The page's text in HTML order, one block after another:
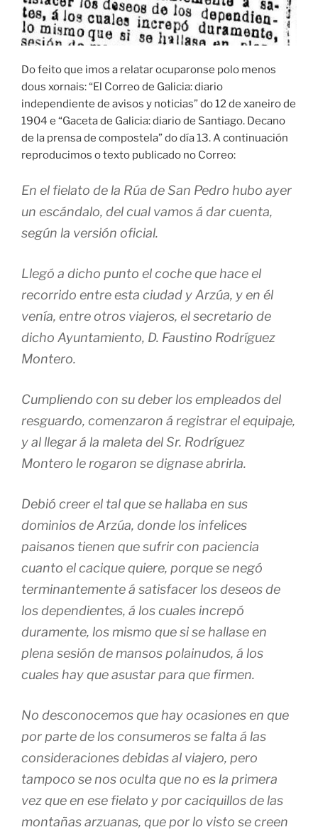
Do feito que imos a relatar ocuparonse polo menos
dous xornais: “El Correo de Galicia: diario
independiente de avisos y noticias” do 12 de xaneiro de
1904 e “Gaceta de Galicia: diario de Santiago. Decano
de la prensa de compostela” do día 13. A continuación
reproducimos o texto publicado no Correo:
En el fielato de la Rúa de San Pedro hubo ayer
un escándalo, del cual vamos á dar cuenta,
según la versión oficial.
Llegó a dicho punto el coche que hace el
recorrido entre esta ciudad y Arzúa, y en él
venía, entre otros viajeros, el secretario de
dicho Ayuntamiento, D. Faustino Rodríguez
Montero.
Cumpliendo con su deber los empleados del
resguardo, comenzaron á registrar el equipaje,
y al llegar á la maleta del Sr. Rodríguez
Montero le rogaron se dignase abrirla.
Debió creer el tal que se hallaba en sus
dominios de Arzúa, donde los infelices
paisanos tienen que sufrir con paciencia
cuanto el cacique quiere, porque se negó
terminantemente á satisfacer los deseos de
los dependientes, á los cuales increpó
duramente, los mismo que si se hallase en
plena sesión de mansos polainudos, á los
cuales hay que asustar para que firmen.
No desconocemos que hay ocasiones en que
por parte de los consumeros se falta á las
consideraciones debidas al viajero, pero
tampoco se nos oculta que no es la primera
vez que en ese fielato y por caciquillos de las
montañas arzuanas, que por lo visto se creen